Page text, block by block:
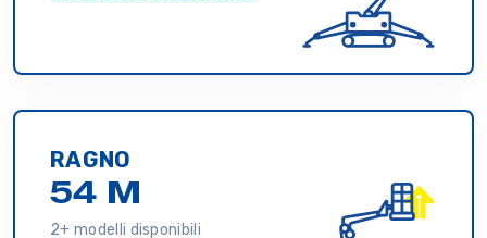
RAGNO
54 M
2+ modelli disponibili